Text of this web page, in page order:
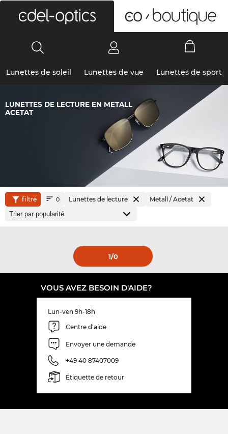
Lunettes de soleil Lunettes de vue Lunettes de sport
LUNETTES DE LECTURE EN METALL
ACETAT
filtre 0 Lunettes de lecture Metall / Acetat
1/0
VOUS AVEZ BESOIN D'AIDE?
Lun-ven 9h-18h
Centre d'aide
Envoyer une demande
+49 40 87407009
Étiquette de retour